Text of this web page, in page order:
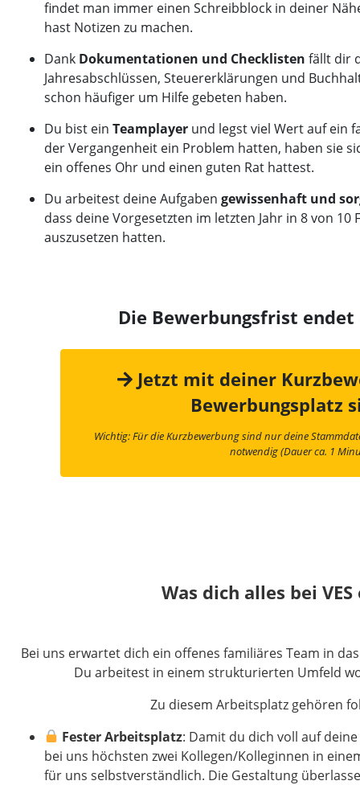
findet man immer einen Schreibblock in deiner
hast Notizen zu machen.
Dank Dokumentationen und Checklisten fällt dir
Jahresabschlüssen, Steuererklärungen und
schon häufiger um Hilfe gebeten haben.
Du bist ein Teamplayer und legst viel Wert auf ein
der Vergangenheit ein Problem hatten, haben sie
ein offenes Ohr und einen guten Rat hattest.
Du arbeitest deine Aufgaben gewissenhaft und
dass deine Vorgesetzten im letzten Jahr in 8 von
auszusetzen hatten.
Die Bewerbungsfrist
Jetzt mit deiner
Bewerbungsplatz
Wichtig: Für die Kurzbewerbung sind nur deine
notwendig (Dauer ca. 1
Was dich alles bei
Bei uns erwartet dich ein offenes familiäres Team in
Du arbeitest in einem strukturierten Umfeld
Zu diesem Arbeitsplatz gehören
Fester Arbeitsplatz: Damit du dich voll auf
bei uns höchsten zwei Kollegen/Kolleginnen in
für uns selbstverständlich. Die Gestaltung